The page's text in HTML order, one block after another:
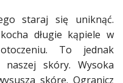
staraj się uniknąć.
kocha długie kąpiele w
To jednak
naszej skóry. Wysoka
skórę. Ogranicz